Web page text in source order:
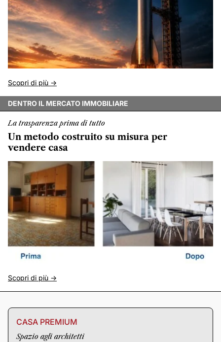
Scopri di più ->
DENTRO IL MERCATO IMMOBILIARE
La trasparenza prima di tutto
Un metodo costruito su misura per
vendere casa
Scopri di più ->
CASA PREMIUM
Spazio agli architetti